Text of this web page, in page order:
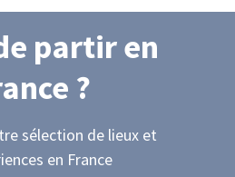
partiren
?
sélection de lieux et
en France